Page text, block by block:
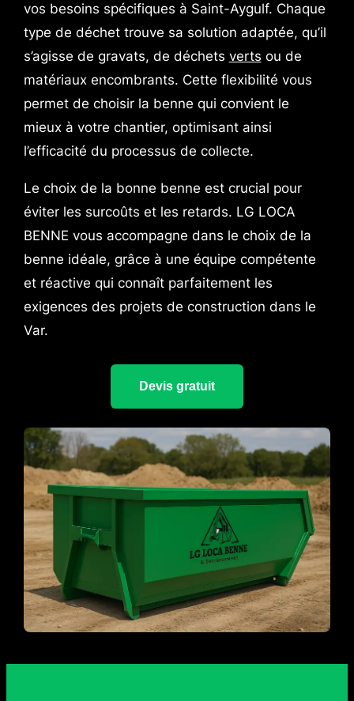
vos besoins spécifiques à Saint-Aygulf. Chaque
type de déchet trouve sa solution adaptée, qu’il
s’agisse de gravats, de déchets verts ou de
matériaux encombrants. Cette flexibilité vous
permet de choisir la benne qui convient le
mieux à votre chantier, optimisant ainsi
l’efficacité du processus de collecte.
Le choix de la bonne benne est crucial pour
éviter les surcoûts et les retards. LG LOCA
BENNE vous accompagne dans le choix de la
benne idéale, grâce à une équipe compétente
et réactive qui connaît parfaitement les
exigences des projets de construction dans le
Var.
Devis gratuit